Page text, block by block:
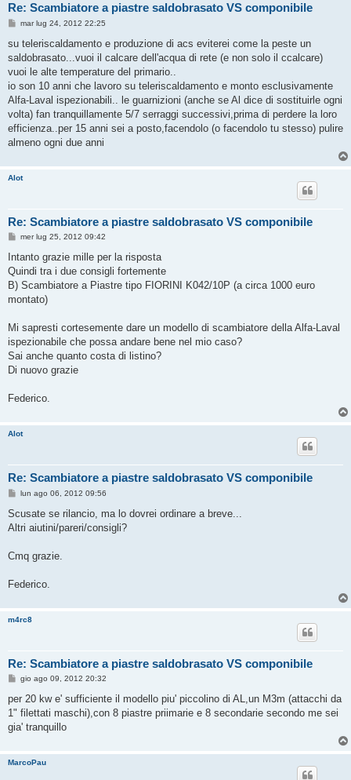
Re: Scambiatore a piastre saldobrasato VS componibile
M
s
a
g
o
mar lug 24, 2012 22:25
su teleriscaldamento e produzione di acs eviterei come la peste un
saldobrasato...vuoi il calcare dell'acqua di rete (e non solo il ccalcare)
vuoi le alte temperature del primario..
io son 10 anni che lavoro su teleriscaldamento e monto esclusivamente
Alfa-Laval ispezionabili.. le guarnizioni (anche se Al dice di sostituirle ogni
volta) fan tranquillamente 5/7 serraggi successivi,prima di perdere la loro
efficienza..per 15 anni sei a posto,facendolo (o facendolo tu stesso) pulire
almeno ogni due anni
Alot
Re: Scambiatore a piastre saldobrasato VS componibile
M
s
a
g
g
i
mer lug 25, 2012 09:42
Intanto grazie mille per la risposta
Quindi tra i due consigli fortemente
B) Scambiatore a Piastre tipo FIORINI K042/10P (a circa 1000 euro
montato)
Mi sapresti cortesemente dare un modello di scambiatore della Alfa-Laval
ispezionabile che possa andare bene nel mio caso?
Sai anche quanto costa di listino?
Di nuovo grazie
Federico.
Alot
Re: Scambiatore a piastre saldobrasato VS componibile
M
s
a
i
lun ago 06, 2012 09:56
Scusate se rilancio, ma lo dovrei ordinare a breve...
Altri aiutini/pareri/consigli?
Cmq grazie.
Federico.
m4rc8
Re: Scambiatore a piastre saldobrasato VS componibile
M
s
a
g
o
gio ago 09, 2012 20:32
per 20 kw e' sufficiente il modello piu' piccolino di AL,un M3m (attacchi da
1" filettati maschi),con 8 piastre priimarie e 8 secondarie secondo me sei
gia' tranquillo
MarcoPau